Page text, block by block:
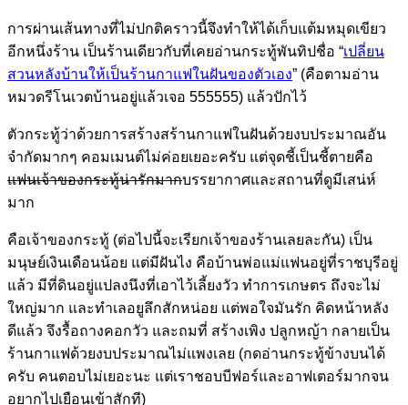
การผ่านเส้นทางที่ไม่ปกติคราวนี้จึงทำให้ได้เก็บแต้มหมุดเขียว
อีกหนึ่งร้าน เป็นร้านเดียวกับที่เคยอ่านกระทู้พันทิปชื่อ “เปลี่ยน
สวนหลังบ้านให้เป็นร้านกาแฟในฝันของตัวเอง” (คือตามอ่าน
หมวดรีโนเวตบ้านอยู่แล้วเจอ 555555) แล้วปักไว้
ตัวกระทู้ว่าด้วยการสร้างสร้านกาแฟในฝันด้วยงบประมาณอัน
จำกัดมากๆ คอมเมนต์ไม่ค่อยเยอะครับ แต่จุดชี้เป็นชี้ตายคือ
แฟนเจ้าของกระทู้น่ารักมากบรรยากาศและสถานที่ดูมีเสน่ห์
มาก
คือเจ้าของกระทู้ (ต่อไปนี้จะเรียกเจ้าของร้านเลยละกัน) เป็น
มนุษย์เงินเดือนน้อย แต่มีฝันไง คือบ้านพ่อแม่แฟนอยู่ที่ราชบุรีอยู่
แล้ว มีที่ดินอยู่แปลงนึงที่เอาไว้เลี้ยงวัว ทำการเกษตร ถึงจะไม่
ใหญ่มาก และทำเลอยูลึกสักหน่อย แต่พอใจมันรัก คิดหน้าหลัง
ดีแล้ว จึงรื้อถางคอกวัว และถมที่ สร้างเพิง ปลูกหญ้า กลายเป็น
ร้านกาแฟด้วยงบประมาณไม่แพงเลย (กดอ่านกระทู้ข้างบนได้
ครับ คนตอบไม่เยอะนะ แต่เราชอบบีฟอร์และอาฟเตอร์มากจน
อยากไปเยือนเข้าสักที)